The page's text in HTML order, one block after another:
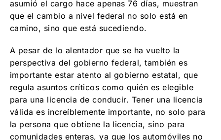
asumió el cargo hace apenas 76 días, muestran
que el cambio a nivel federal no solo está en
camino, sino que está sucediendo.
A pesar de lo alentador que se ha vuelto la
perspectiva del gobierno federal, también es
importante estar atento al gobierno estatal, que
regula asuntos críticos como quién es elegible
para una licencia de conducir. Tener una licencia
válida es increíblemente importante, no solo para
la persona que obtiene la licencia, sino para
comunidades enteras, ya que los automóviles no